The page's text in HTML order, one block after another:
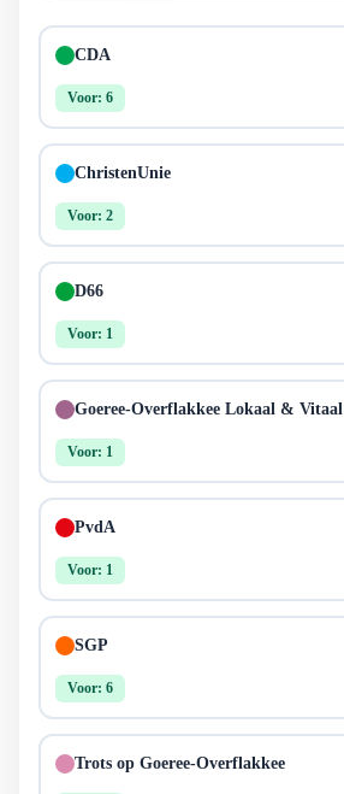
CDA
Voor: 6
ChristenUnie
Voor: 2
D66
Voor: 1
Goeree-Overflakkee Lokaal & Vitaal
Voor: 1
PvdA
Voor: 1
SGP
Voor: 6
Trots op Goeree-Overflakkee